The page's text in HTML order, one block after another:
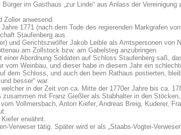
im Gasthaus „zur Linde“ aus Anlass der
anwesend.
1771 (nach dem Tode des regierenden Markgrafen
Staufenberg aus.
Gerichtszwölfer Jakob Leible als Amtspersonen von
am Zollstock bzw. am Gabelsteg anzubringen.
Abordnung Soldaten auf Schloss Staufenberg saß,
vom Weinbau, und dieser habe in diesem Jahr ein
dem Schloss, und auch den beim Rathaus postierten,
besser“ war.
in der Zeit von ca. Mitte der 1770er Jahre bis ca.
mit Franz Gießler als Stabhalter in den
Vollmersbach, Anton Kiefer, Andreas Breig, Kuderer,
erwähnt.
tätig. Später wird er als „Staabs-Vogtei-